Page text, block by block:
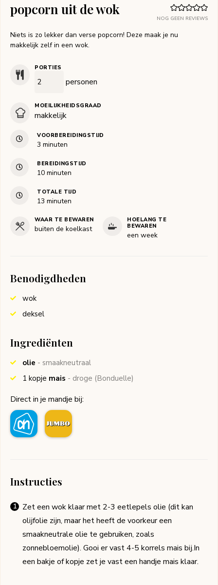
NOG GEEN REVIEWS
popcorn uit de wok
Niets is zo lekker dan verse popcorn! Deze maak je nu
makkelijk zelf in een wok.
PORTIES
personen
MOEILIJKHEIDSGRAAD
makkelijk
VOORBEREIDINGSTIJD
3 minuten
minuten
BEREIDINGSTIJD
10minuten
minuten
TOTALE TIJD
13 minuten
minuten
WAAR TE BEWAREN
buiten de koelkast
HOELANG TE
BEWAREN
een week
Benodigdheden
wok
deksel
Ingrediënten
olie - smaakneutraal
1 kopje mais - droge (Bonduelle)
Direct in je mandje bij:
Instructies
Zet een wok klaar met 2-3 eetlepels olie (dit kan
olijfolie zijn, maar het heeft de voorkeur een
smaakneutrale olie te gebruiken, zoals
zonnebloemolie). Gooi er vast 4-5 korrels mais bij.In
een bakje of kopje zet je vast een handje mais klaar.